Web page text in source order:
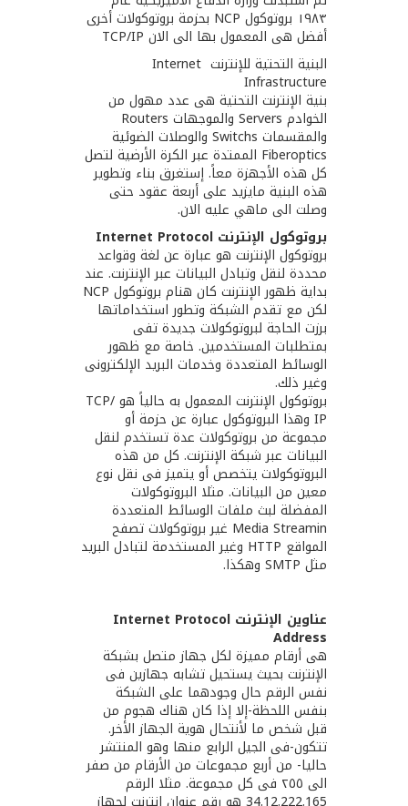
١٩٨٣ بروتوكول NCP بحزمة بروتوكولات أخرى
أفضل هى المعمول بها الى الان TCP‪/‬IP
البنية التحتية للإنترنت Internet
Infrastructure
بنية الإنترنت التحتية هى عدد مهول من
الخوادم Servers والموجهات Routers
والمقسمات Switchs والوصلات الضوئية
Fiberoptics الممتدة عبر الكرة الأرضية لتصل
كل هذه الأجهزة معاً. إستغرق بناء وتطوير
هذه البنية مايزيد على أربعة عقود حتى
وصلت الى ماهي عليه الان.
بروتوكول الإنترنت Internet Protocol
بروتوكول الإنترنت هو عبارة عن لغة وقواعد
محددة لنقل وتبادل البيانات عبر الإنترنت. عند
بداية ظهور الإنترنت كان هنام بروتوكول NCP
لكن مع تقدم الشبكة وتطور استخداماتها
برزت الحاجة لبروتوكولات جديدة تفى
بمتطلبات المستخدمين. خاصة مع ظهور
الوسائط المتعددة وخدمات البريد الإلكترونى
وغير ذلك.
بروتوكول الإنترنت المعمول به حالياً هو TCP‪/‬
IP وهذا البروتوكول عبارة عن حزمة أو
مجموعة من بروتوكولات عدة تستخدم لنقل
البيانات عبر شبكة الإنترنت. كل من هذه
البروتوكولات يتخصص أو يتميز فى نقل نوع
معين من البيانات. مثلا البروتوكولات
المفضلة لبث ملفات الوسائط المتعددة
Media Streamin غير بروتوكولات تصفح
المواقع HTTP وغير المستخدمة لتبادل البريد
مثل ‪ SMTP‬وهكذا.
عناوين الإنترنت Internet Protocol
Address
هى أرقام مميزة لكل جهاز متصل بشبكة
الإنترنت بحيث يستحيل تشابه جهازين فى
نفس الرقم حال وجودهما على الشبكة
بنفس اللحظة-إلا إذا كان هناك هجوم من
قبل شخص ما لأنتحال هوية الجهاز الأخر.
تتكون-فى الجيل الرابع منها وهو المنتشر
حاليا- من أربع مجموعات من الأرقام من صفر
الى ٢٥٥ فى كل مجموعة. مثلا الرقم